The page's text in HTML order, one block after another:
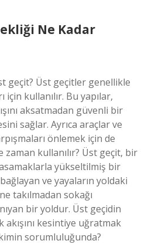
Ne Kadar
geçit? Üst geçitler genellikle
için kullanılır. Bu yapılar,
aksatmadan güvenli bir
sağlar. Ayrıca araçlar ve
önlemek için de
zaman kullanılır? Üst geçit, bir
yükseltilmiş bir
ve yayaların yoldaki
takılmadan sokağı
bir yoldur. Üst geçidin
akışını kesintiye uğratmak
sorumluluğunda?